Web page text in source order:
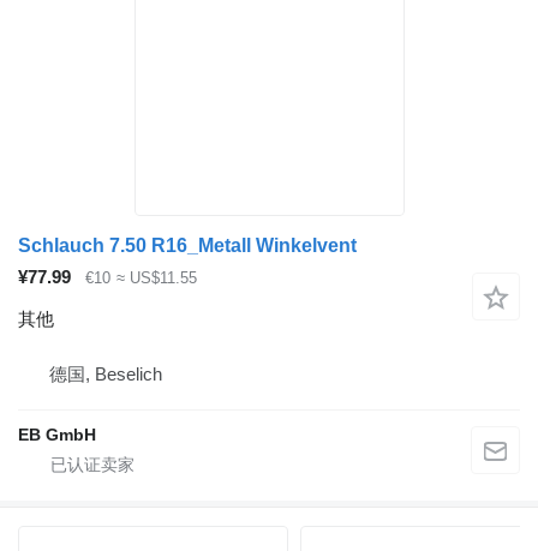
Schlauch 7.50 R16_Metall Winkelvent
¥77.99
€10 ≈ US$11.55
其他
德国, Beselich
EB GmbH